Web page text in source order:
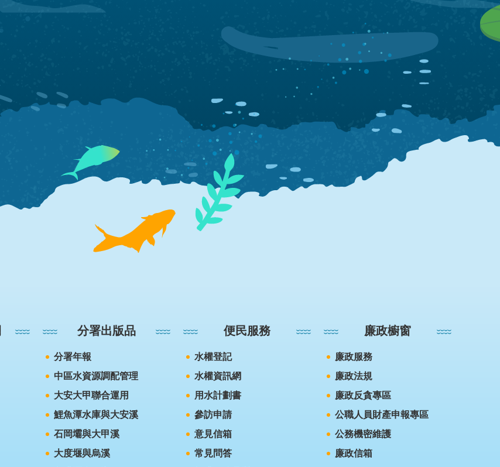
分署出版品
分署年報
中區水資源調配管理
大安大甲聯合運用
鯉魚潭水庫與大安溪
石岡壩與大甲溪
大度堰與烏溪
便民服務
水權登記
水權資訊網
用水計劃書
參訪申請
意見信箱
常見問答
廉政櫥窗
廉政服務
廉政法規
廉政反貪專區
公職人員財產申報專區
公務機密維護
廉政信箱